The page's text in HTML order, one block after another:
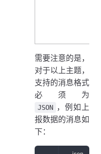
需要注意的是，
对于以上主题，
支持的消息格式
必须为
JSON ，例如上
报数据的消息如
下：